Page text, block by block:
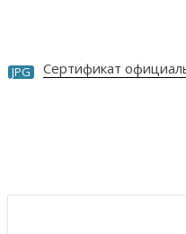
JPG Сертификат